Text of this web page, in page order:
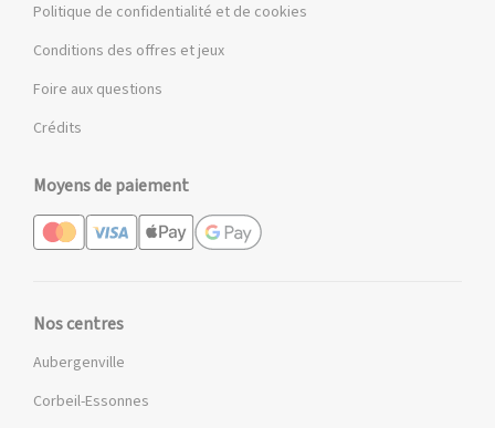
Politique de confidentialité et de cookies
Conditions des offres et jeux
Foire aux questions
Crédits
Moyens de paiement
Nos centres
Aubergenville
Corbeil-Essonnes